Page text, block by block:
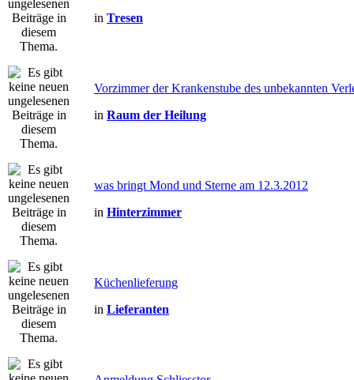
in Tresen
Vorzimmer der Krankenstube des unbekannten
in Raum der Heilung
was bringt Mond und Sterne am 12.3.2012
in Hinterzimmer
Küchenlieferung
in Lieferanten